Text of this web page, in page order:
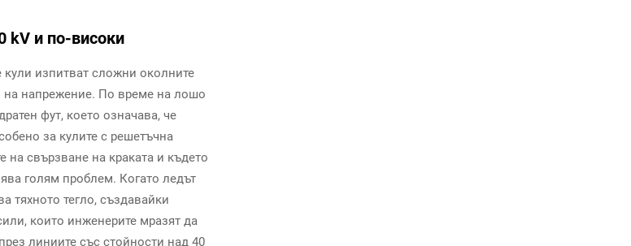
kV и по-високи
изпитват сложни околните
на напрежение. По време на лошо
фут, което означава, че
за кулите с решетъчна
на свързване на краката и където
голям проблем. Когато ледът
тяхното тегло, създавайки
които инженерите мразят да
линиите със стойности над 40